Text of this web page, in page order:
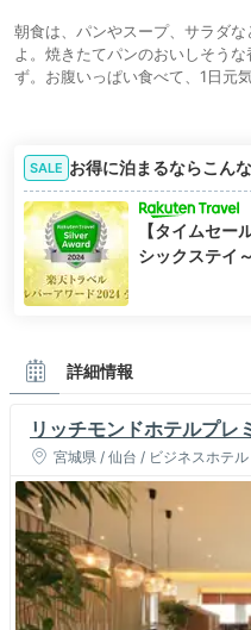
朝食は、パンやスープ、サラダ
よ。焼きたてパンのおいしそう
ず。お腹いっぱい食べて、1日元
SALE お得に泊まるならこん
【タイムセー
シックステイ
詳細情報
リッチモンドホテルプレ
宮城県 / 仙台 / ビジネスホテル